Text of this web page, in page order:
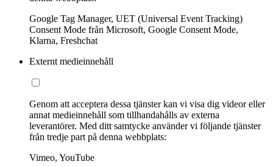
Google Tag Manager, UET (Universal Event Tracking)
Consent Mode från Microsoft, Google Consent Mode,
Klarna, Freshchat
Externt medieinnehåll
Genom att acceptera dessa tjänster kan vi visa dig videor eller
annat medieinnehåll som tillhandahålls av externa
leverantörer. Med ditt samtycke använder vi följande tjänster
från tredje part på denna webbplats:
Vimeo, YouTube